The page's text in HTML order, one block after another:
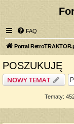
FAQ
Portal
POSZUKUJĘ
NOWY TEMAT
Tematy: